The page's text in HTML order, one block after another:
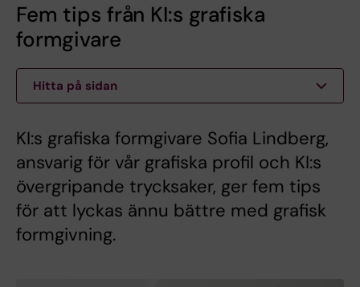
Fem tips från KI:s grafiska
formgivare
Hitta på sidan
KI:s grafiska formgivare Sofia Lindberg,
ansvarig för vår grafiska profil och KI:s
övergripande trycksaker, ger fem tips
för att lyckas ännu bättre med grafisk
formgivning.